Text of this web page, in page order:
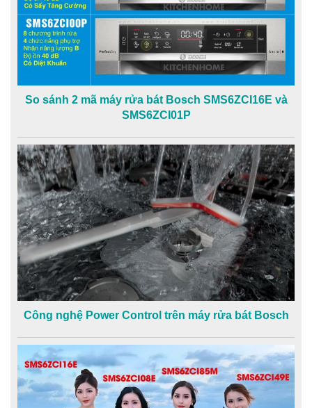
So sánh 2 mã máy rửa bát Bosch SMS6ZCI16E và
SMS6ZCI01P
Công nghệ Power Control trên máy rửa bát Bosch